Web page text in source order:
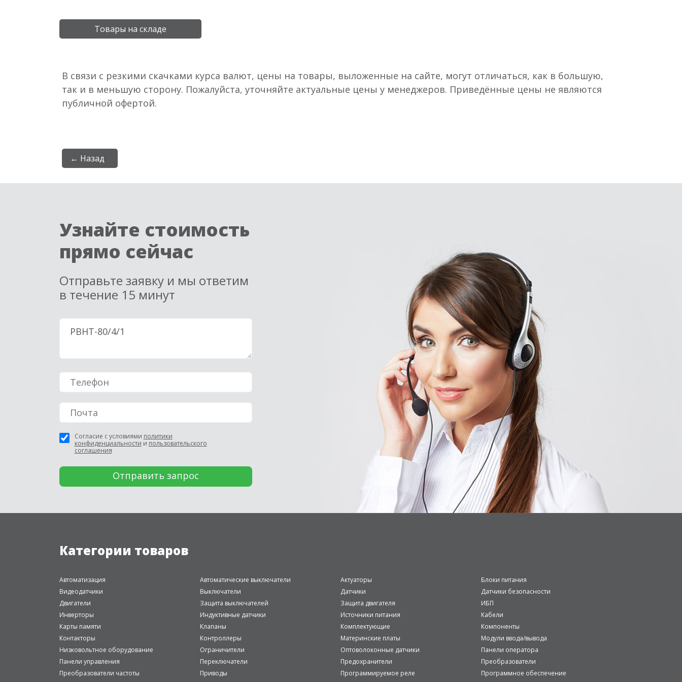
Товары на складе
В связи с резкими скачками курса валют, цены на товары, выложенные на сайте, могут отличаться, как в большую,
так и в меньшую сторону. Пожалуйста, уточняйте актуальные цены у менеджеров. Приведённые цены не являются
публичной офертой.
← Назад
Узнайте стоимость
прямо сейчас
Отправьте заявку и мы ответим
в течение 15 минут
Согласие с условиями политики
конфиденциальности и пользовательского
соглашения
Категории товаров
Автоматизация Автоматические выключатели Актуаторы
Блоки питания
Видеодатчики
Выключатели Датчики
Датчики безопасности
Двигатели
Защита выключателей Защита двигателя
ИБП
Инверторы
Индуктивные датчики Источники питания
Кабели
Карты памяти
Клапаны Комплектующие
Компоненты
Контакторы
Контроллеры Материнские платы
Модули ввода/вывода
Низковольтное оборудование
Ограничители Оптоволоконные датчики
Панели оператора
Панели управления
Переключатели Предохранители
Преобразователи
Преобразователи частоты
Приводы Программируемое реле
Программное обеспечение